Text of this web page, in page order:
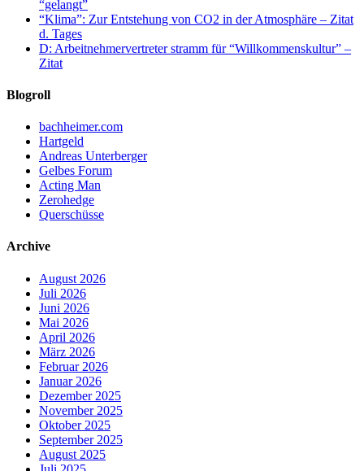
“gelangt”
“Klima”: Zur Entstehung von CO2 in der Atmosphäre – Zitat
d. Tages
D: Arbeitnehmervertreter stramm für “Willkommenskultur” –
Zitat
Blogroll
bachheimer.com
Hartgeld
Andreas Unterberger
Gelbes Forum
Acting Man
Zerohedge
Querschüsse
Archive
August 2026
Juli 2026
Juni 2026
Mai 2026
April 2026
März 2026
Februar 2026
Januar 2026
Dezember 2025
November 2025
Oktober 2025
September 2025
August 2025